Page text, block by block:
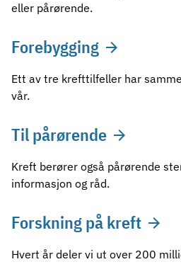
eller pårørende.
Forebygging
Ett av tre krefttilfeller har
vår.
Til pårørende
Kreft berører også pårørende
informasjon og råd.
Forskning på kreft
Hvert år deler vi ut over 200